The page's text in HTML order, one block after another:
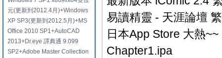
元(更新到2012.4月)+Windows
XP SP3(更新到2012.5月)+MS
Office 2010 SP1+AutoCAD
2013+Dr.eye 譯典通 9.099
SP2+Adobe Master Collection
易讀精靈 - 天涯論壇
日本App Store 大熱
Chapter1.ipa